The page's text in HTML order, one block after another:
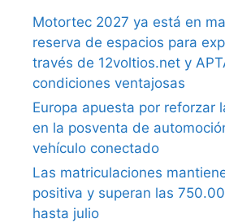
Motortec 2027 ya está en
reserva de espacios para
través de 12voltios.net y
condiciones ventajosas
Europa apuesta por reforzar
en la posventa de
vehículo conectado
Las matriculaciones
positiva y superan las
hasta julio